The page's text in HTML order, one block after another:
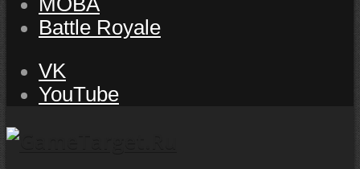
Battle Royale
VK
YouTube